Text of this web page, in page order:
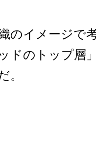
のイメージで
ドのトップ層
。